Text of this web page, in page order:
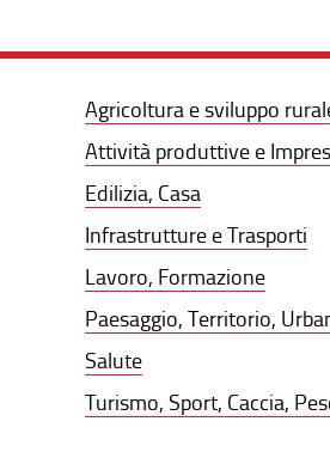
Agricoltura e sviluppo
Attività produttive e
Edilizia, Casa
Infrastrutture e Trasporti
Lavoro, Formazione
Paesaggio, Territorio,
Salute
Turismo, Sport, Caccia,